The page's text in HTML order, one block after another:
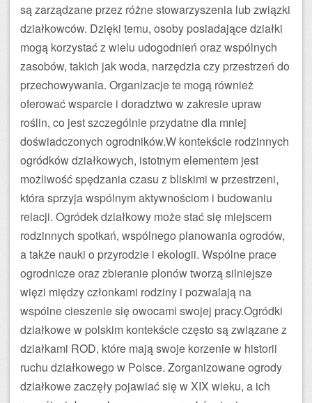
są zarządzane przez różne stowarzyszenia lub związki
działkowców. Dzięki temu, osoby posiadające działki
mogą korzystać z wielu udogodnień oraz wspólnych
zasobów, takich jak woda, narzędzia czy przestrzeń do
przechowywania. Organizacje te mogą również
oferować wsparcie i doradztwo w zakresie upraw
roślin, co jest szczególnie przydatne dla mniej
doświadczonych ogrodników.W kontekście rodzinnych
ogródków działkowych, istotnym elementem jest
możliwość spędzania czasu z bliskimi w przestrzeni,
która sprzyja wspólnym aktywnościom i budowaniu
relacji. Ogródek działkowy może stać się miejscem
rodzinnych spotkań, wspólnego planowania ogrodów,
a także nauki o przyrodzie i ekologii. Wspólne prace
ogrodnicze oraz zbieranie plonów tworzą silniejsze
więzi między członkami rodziny i pozwalają na
wspólne cieszenie się owocami swojej pracy.Ogródki
działkowe w polskim kontekście często są związane z
działkami ROD, które mają swoje korzenie w historii
ruchu działkowego w Polsce. Zorganizowane ogrody
działkowe zaczęły pojawiać się w XIX wieku, a ich